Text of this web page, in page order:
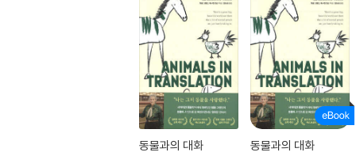
동물과의 대화 동물과의 대화